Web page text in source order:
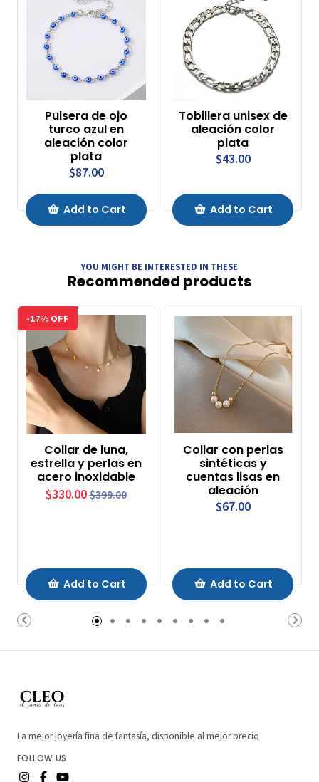
Pulsera de ojo
turco azul en
aleación color
plata
$87.00
Add to Cart
Tobillera unisex de
aleación color
plata
$43.00
Add to Cart
YOU MIGHT BE INTERESTED IN THESE
Recommended products
-17% OFF
Collar de luna,
estrella y perlas en
acero inoxidable
$330.00 $399.00
Add to Cart
Collar con perlas
sintéticas y
cuentas lisas en
aleación
$67.00
Add to Cart
La mejor joyería fina de fantasía, disponible al mejor precio
FOLLOW US